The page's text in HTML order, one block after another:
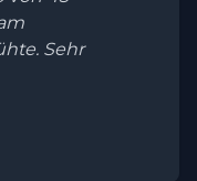
Sehr